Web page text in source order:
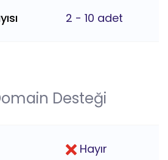
2 - 10 adet
Desteği
Hayır